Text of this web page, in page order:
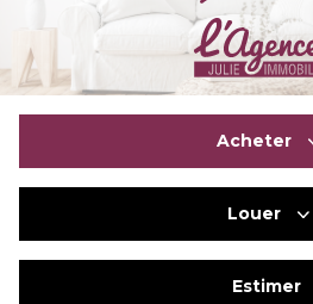
Acheter
Du neuf
Louer
Estimer